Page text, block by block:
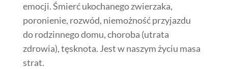
emocji. Śmierć ukochanego zwierzaka,
poronienie, rozwód, niemożność przyjazdu
do rodzinnego domu, choroba (utrata
zdrowia), tęsknota. Jest w naszym życiu masa
strat.